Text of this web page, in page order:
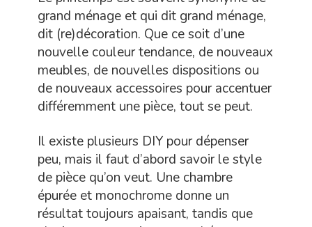
grand ménage et qui dit grand ménage,
dit (re)décoration. Que ce soit d’une
nouvelle couleur tendance, de nouveaux
meubles, de nouvelles dispositions ou
de nouveaux accessoires pour accentuer
différemment une pièce, tout se peut.
Il existe plusieurs DIY pour dépenser
peu, mais il faut d’abord savoir le style
de pièce qu’on veut. Une chambre
épurée et monochrome donne un
résultat toujours apaisant, tandis que